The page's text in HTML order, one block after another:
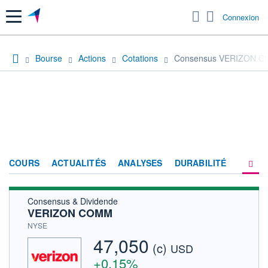
Menu Connexion
Bourse Actions Cotations Consensus VERIZON
COURS ACTUALITÉS ANALYSES DURABILITÉ
PRODUITS DE BOURSE
Consensus & Dividende
VERIZON COMM
NYSE
47,050 (c) USD
+0,15%